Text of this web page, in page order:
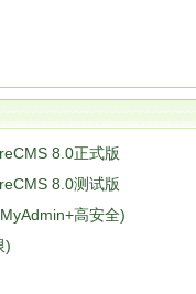
8.0正式版
8.0测试版
高安全)
)